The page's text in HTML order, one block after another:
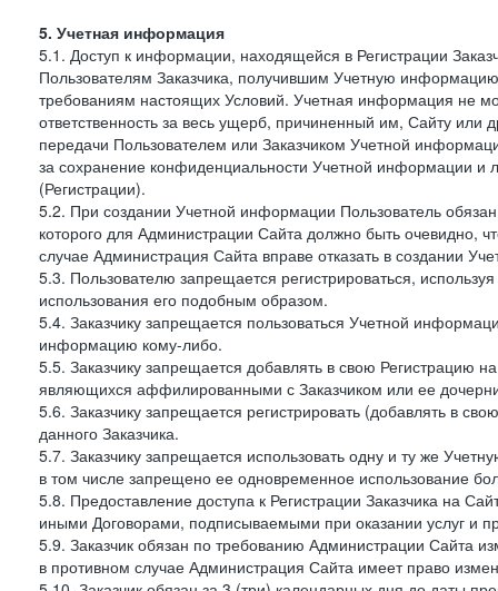
5. Учетная информация
5.1. Доступ к информации, находящейся в Регистрации
Пользователям Заказчика, получившим Учетную
требованиям настоящих Условий. Учетная информация не
ответственность за весь ущерб, причиненный им, Сайту
передачи Пользователем или Заказчиком Учетной
за сохранение конфиденциальности Учетной информации
(Регистрации).
5.2. При создании Учетной информации Пользователь
которого для Администрации Сайта должно быть очевидно,
случае Администрация Сайта вправе отказать в создании
5.3. Пользователю запрещается регистрироваться,
использования его подобным образом.
5.4. Заказчику запрещается пользоваться Учетной
информацию кому-либо.
5.5. Заказчику запрещается добавлять в свою Регистрацию
являющихся аффилированными с Заказчиком или ее
5.6. Заказчику запрещается регистрировать (добавлять в
данного Заказчика.
5.7. Заказчику запрещается использовать одну и ту же
в том числе запрещено ее одновременное использование
5.8. Предоставление доступа к Регистрации Заказчика на
иными Договорами, подписываемыми при оказании услуг и
5.9. Заказчик обязан по требованию Администрации Сайта
в противном случае Администрация Сайта имеет право